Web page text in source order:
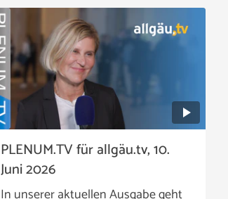
PLENUM.TV für allgäu.tv, 10.
Juni 2026
In unserer aktuellen Ausgabe geht